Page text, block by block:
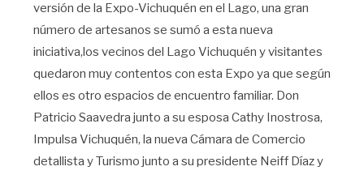
versión de la Expo-Vichuquén en el Lago, una gran
número de artesanos se sumó a esta nueva
iniciativa,los vecinos del Lago Vichuquén y visitantes
quedaron muy contentos con esta Expo ya que según
ellos es otro espacios de encuentro familiar. Don
Patricio Saavedra junto a su esposa Cathy Inostrosa,
Impulsa Vichuquén, la nueva Cámara de Comercio
detallista y Turismo junto a su presidente Neiff Díaz y